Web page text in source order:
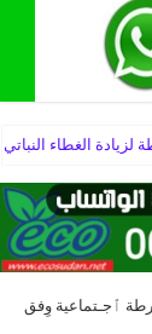
لزيادة الغطاء النباتي
ٱجـتماعية وِفق